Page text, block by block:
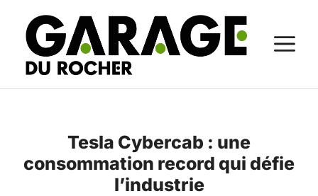
contenu
Tesla Cybercab : une
consommation record qui défie
l’industrie